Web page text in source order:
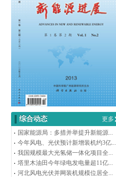
综合动态
更多
国家能源局：多措并举提升新能源...
今年风电、光伏预计新增装机约3亿...
我国规模最大光氢储一体化项目全...
塔里木油田今年绿电发电量超11亿...
河北风电光伏并网装机规模位居全...